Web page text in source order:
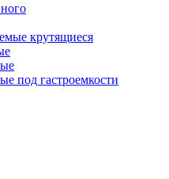
крутящиеся
под гастроемкости